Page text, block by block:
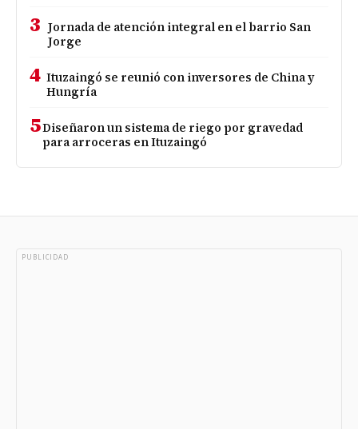
3 Jornada de atención integral en el barrio San
Jorge
4 Ituzaingó se reunió con inversores de China y
Hungría
5Diseñaron un sistema de riego por gravedad
para arroceras en Ituzaingó
PUBLICIDAD